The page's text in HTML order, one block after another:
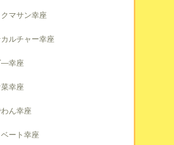
マサン幸座
ルチャー幸座
―幸座
幸座
ん幸座
ート幸座